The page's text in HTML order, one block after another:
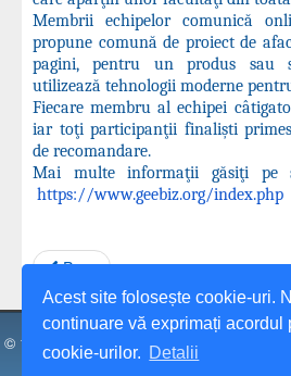
Acest site folosește cookie-uri.
continuare vă exprimați acordul
cookie-urilor. Detalii
Membrii echipelor comunică
propune comună de proiect de
pagini, pentru un produs sau
utilizează tehnologii moderne
Fiecare membru al echipei
iar toţi participanţii finalişti
de recomandare.
Mai multe informaţii găsiţi pe
https://www.geebiz.org/index.php
Prec
© 1991 - 2026 Universitatea Spiru
Științe Economice,